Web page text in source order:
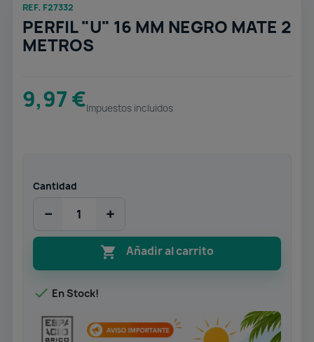
REF. F27332
PERFIL "U" 16 MM NEGRO MATE 2
METROS
9,97 €Impuestos incluidos
Cantidad
− +
 Añadir al carrito
 En Stock!